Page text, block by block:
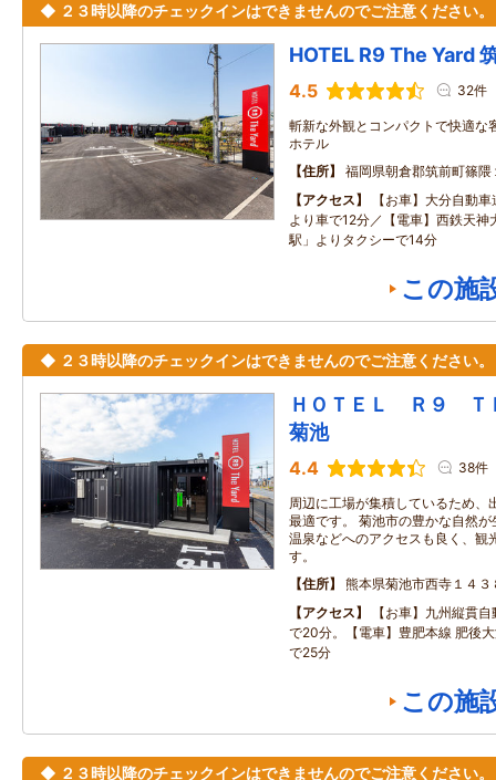
◆ ２３時以降のチェックインはできませんのでご注意ください。
HOTEL R9 The Yard
4.5 32件
斬新な外観とコンパクトで快適な
ホテル
住所
福岡県朝倉郡筑前町篠隈
アクセス
【お車】大分自動
より車で12分／【電車】西鉄天神
駅」よりタクシーで14分
この施
◆ ２３時以降のチェックインはできませんのでご注意ください。
ＨＯＴＥＬ Ｒ９
菊池
4.4 38件
周辺に工場が集積しているため、
最適です。 菊池市の豊かな自然
温泉などへのアクセスも良く、観
す。
住所
熊本県菊池市西寺１４３
アクセス
【お車】九州縦貫
で20分。【電車】豊肥本線 肥後
で25分
この施
◆ ２３時以降のチェックインはできませんのでご注意ください。